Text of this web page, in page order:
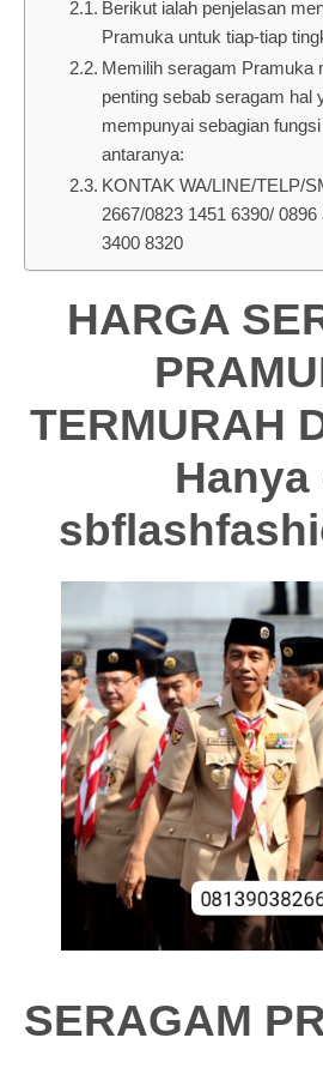
Berikut ialah penjelasan
Pramuka untuk tiap-tiap
Memilih seragam Pramuka
penting sebab seragam hal
mempunyai sebagian
antaranya:
KONTAK WA/LINE/TELP/
2667/0823 1451 6390/
3400 8320
HARGA
TERMURAH
Hanya
SERAGAM